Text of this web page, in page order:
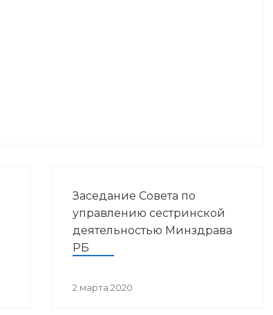
Заседание Совета по
управлению сестринской
деятельностью Минздрава
РБ
2 марта 2020